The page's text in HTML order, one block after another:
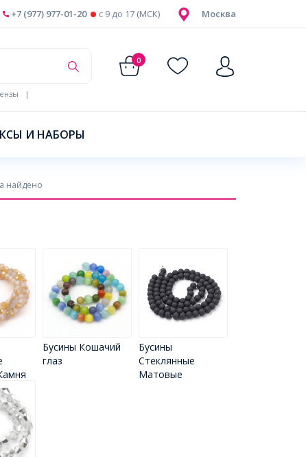
Москва
+7 (977) 977-01-20 c 9 до 17 (МСК)
0
|
И НАБОРЫ
найдено
Бусины Кошачий
глаз
Бусины
Стеклянные
Матовые